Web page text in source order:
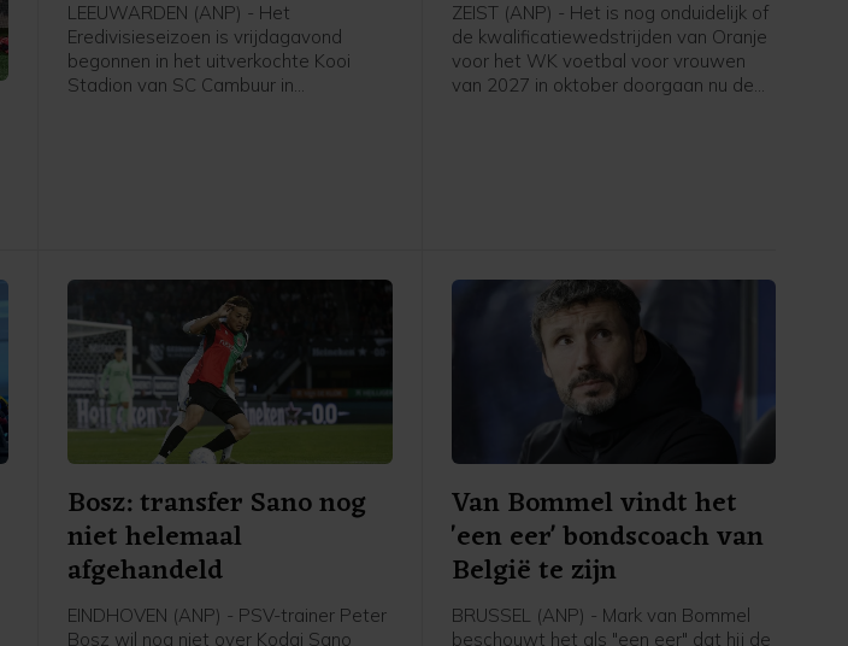
LEEUWARDEN (ANP) - Het
Eredivisieseizoen is vrijdagavond
begonnen in het uitverkochte Kooi
Stadion van SC Cambuur in
ZEIST (ANP) - Het is nog onduidelijk of
de kwalificatiewedstrijden van Oranje
voor het WK voetbal voor vrouwen
van 2027 in oktober doorgaan nu de
of de duels door zullen gaan.
Bosz: transfer Sano nog
niet helemaal
afgehandeld
EINDHOVEN (ANP) - PSV-trainer Peter
Bosz wil nog niet over Kodai Sano
Van Bommel vindt het
'een eer' bondscoach van
België te zijn
BRUSSEL (ANP) - Mark van Bommel
beschouwt het als "een eer" dat hij de